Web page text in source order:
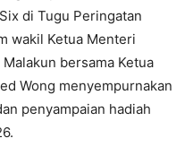
di Tugu Peringatan
wakil Ketua Menteri
bersama Ketua
Wong menyempurnakan
penyampaian hadiah